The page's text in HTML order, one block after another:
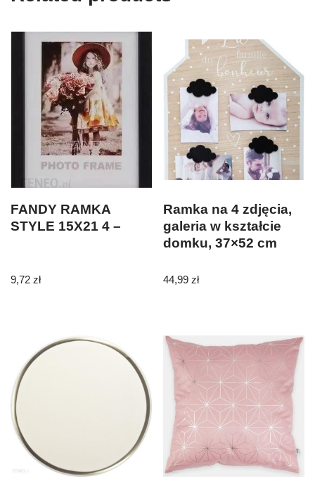
FANDY RAMKA
STYLE 15X21 4 –
9,72 zł
Ramka na 4 zdjęcia,
galeria w kształcie
domku, 37×52 cm
44,99zł